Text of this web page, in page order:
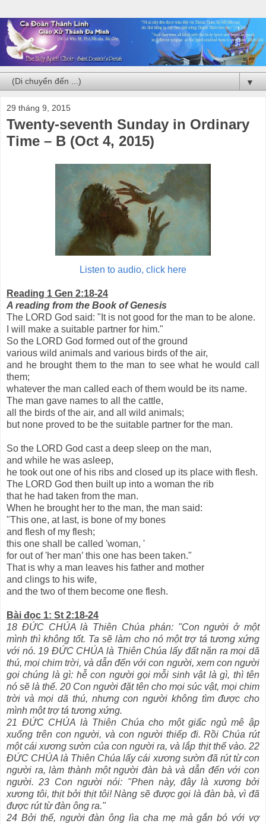
▼
29 tháng 9, 2015
Twenty-seventh Sunday in Ordinary
Time – B (Oct 4, 2015)
Listen to audio, click here
Reading 1 Gen 2:18-24
A reading from the Book of Genesis
The LORD God said: "It is not good for the man to be alone.
I will make a suitable partner for him."
So the LORD God formed out of the ground
various wild animals and various birds of the air,
and he brought them to the man to see what he would call
them;
whatever the man called each of them would be its name.
The man gave names to all the cattle,
all the birds of the air, and all wild animals;
but none proved to be the suitable partner for the man.
So the LORD God cast a deep sleep on the man,
and while he was asleep,
he took out one of his ribs and closed up its place with flesh.
The LORD God then built up into a woman the rib
that he had taken from the man.
When he brought her to the man, the man said:
"This one, at last, is bone of my bones
and flesh of my flesh;
this one shall be called 'woman, '
for out of 'her man’ this one has been taken."
That is why a man leaves his father and mother
and clings to his wife,
and the two of them become one flesh.
Bài đọc 1: St 2:18-24
18 ĐỨC CHÚA là Thiên Chúa phán: "Con người ở một
mình thì không tốt. Ta sẽ làm cho nó một trợ tá tương xứng
với nó. 19 ĐỨC CHÚA là Thiên Chúa lấy đất nặn ra mọi dã
thú, mọi chim trời, và dẫn đến với con người, xem con người
gọi chúng là gì: hễ con người gọi mỗi sinh vật là gì, thì tên
nó sẽ là thế. 20 Con người đặt tên cho mọi súc vật, mọi chim
trời và mọi dã thú, nhưng con người không tìm được cho
mình một trợ tá tương xứng.
21 ĐỨC CHÚA là Thiên Chúa cho một giấc ngủ mê ập
xuống trên con người, và con người thiếp đi. Rồi Chúa rút
một cái xương sườn của con người ra, và lắp thịt thế vào. 22
ĐỨC CHÚA là Thiên Chúa lấy cái xương sườn đã rút từ con
người ra, làm thành một người đàn bà và dẫn đến với con
người. 23 Con người nói: "Phen này, đây là xương bởi
xương tôi, thịt bởi thịt tôi! Nàng sẽ được gọi là đàn bà, vì đã
được rút từ đàn ông ra."
24 Bởi thế, người đàn ông lìa cha mẹ mà gắn bó với vợ